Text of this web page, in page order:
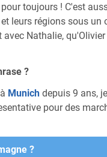
toujours ! C'est
leurs régions sous
avec Nathalie,
?
Munich depuis 9 ans,
pour des
?